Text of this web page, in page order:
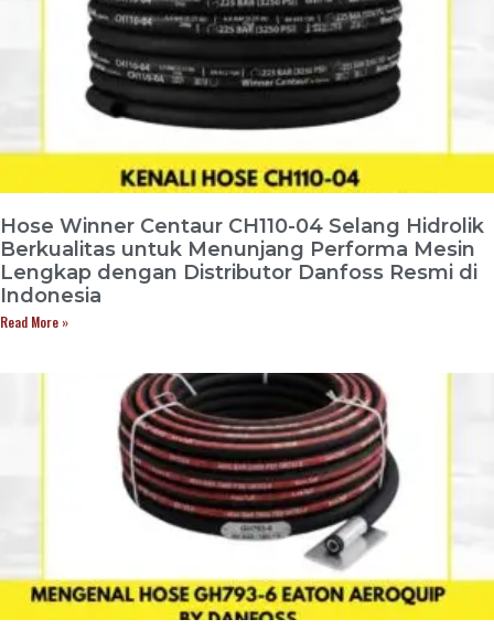
Hose Winner Centaur CH110-04 Selang Hidrolik
Berkualitas untuk Menunjang Performa Mesin
Lengkap dengan Distributor Danfoss Resmi di
Indonesia
Read More »